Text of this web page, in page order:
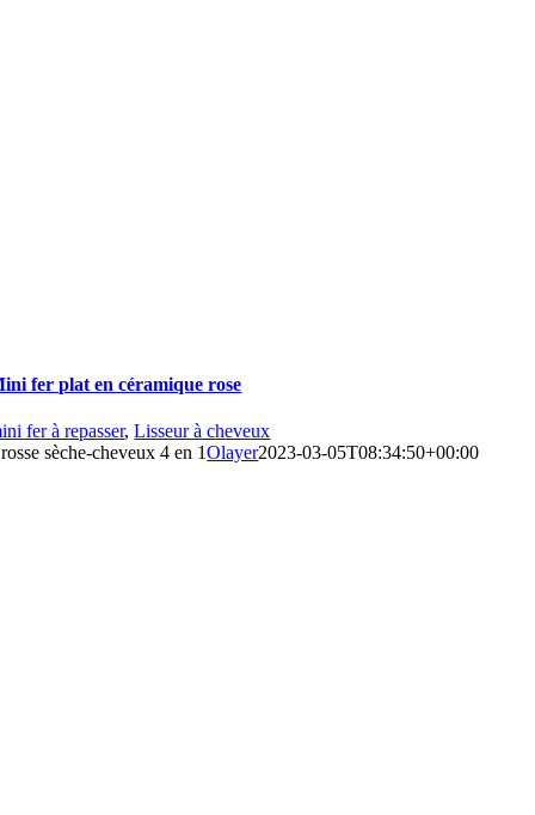
fer plat en céramique rose
fer à repasser,Lisseur à cheveux
sèche-cheveux 4 en 1Olayer2023-03-05T08:34:50+00:00